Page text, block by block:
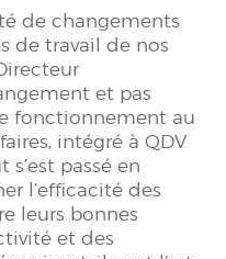
de changements
de travail de nos
et pas
fonctionnement au
intégré à QDV
passé en
l’efficacité des
leurs bonnes
et des